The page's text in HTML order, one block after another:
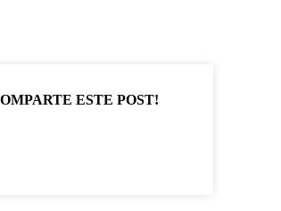
ESTE POST!